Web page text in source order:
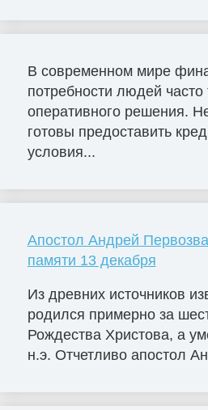
В современном мире
потребности людей часто
оперативного решения.
готовы предоставить
условия...
Апостол Андрей
памяти 13 декабря
Из древних источников
родился примерно за
Рождества Христова, а
н.э. Отчетливо апостол